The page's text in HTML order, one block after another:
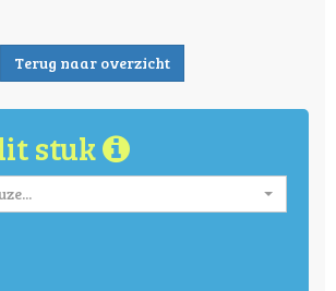
Terug naar overzicht
stuk